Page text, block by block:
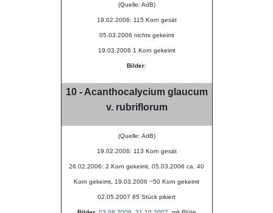
(Quelle: AdB)
19.02.2006: 115 Korn gesät
05.03.2006 nichts gekeimt
19.03.2006 1 Korn gekeimt
Bilder:
10 - Acanthocalycium glaucum
v. rubriflorum
(Quelle: AdB)
19.02.2006: 113 Korn gesät
26.02.2006: 2 Korn gekeimt, 05.03.2006 ca. 40
Korn gekeimt, 19.03.2006 ~50 Korn gekeimt
02.05.2007 85 Stück pikiert